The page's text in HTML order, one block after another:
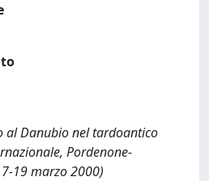
al Danubio nel tardoantico
Pordenone-
19 marzo 2000)